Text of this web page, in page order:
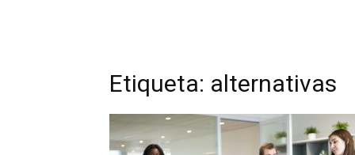
Etiqueta: alternativas